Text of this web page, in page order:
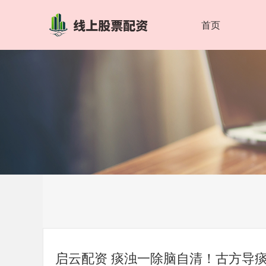
首页
启云配资 痰浊一除脑自清！古方导